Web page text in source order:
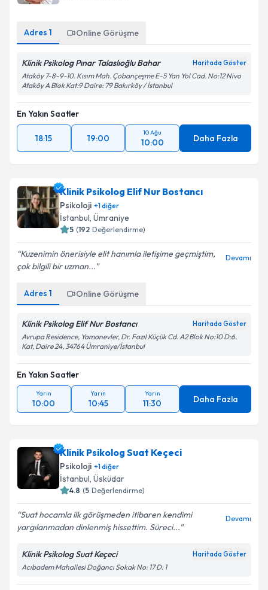
Adres 1 Online Görüşme
Klinik Psikolog Pınar Talaslıoğlu Bahar Haritada Göster
Ataköy 7-8-9-10. Kısım Mah. Çobançeşme E-5 Yan Yol Cad. No:12 Nivo
Ataköy A Blok Kat:9 Daire: 79 Bakırköy / İstanbul
En Yakın Saatler
18:15 19:00
10 Ağu
10:00 Daha Fazla
Klinik Psikolog Elif Nur Bostancı
Psikoloji +1diğer
İstanbul, Ümraniye
5 (192 Değerlendirme)
Kuzenimin önerisiyle elit hanımla iletişime geçmiştim,
çok bilgili bir uzman...
Devamı
Adres 1 Online Görüşme
Klinik Psikolog Elif Nur Bostancı Haritada Göster
Avrupa Residence, Yamanevler, Dr. Fazıl Küçük Cd. A2 Blok No:10 D:6.
Kat, Daire 24, 34764 Ümraniye/İstanbul
En Yakın Saatler
Yarın
10:00
Yarın
10:45
Yarın
11:30 Daha Fazla
Klinik Psikolog Suat Keçeci
Psikoloji +1diğer
İstanbul, Üsküdar
4.8 (5 Değerlendirme)
Suat hocamla ilk görüşmeden itibaren kendimi
yargılanmadan dinlenmiş hissettim. Süreci...
Devamı
Klinik Psikolog Suat Keçeci Haritada Göster
Acıbadem Mahallesi Doğancı Sokak No: 17 D: 1